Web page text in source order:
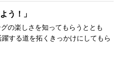
う！」
の楽しさを知ってもらうととも
する道を拓くきっかけにしてもら